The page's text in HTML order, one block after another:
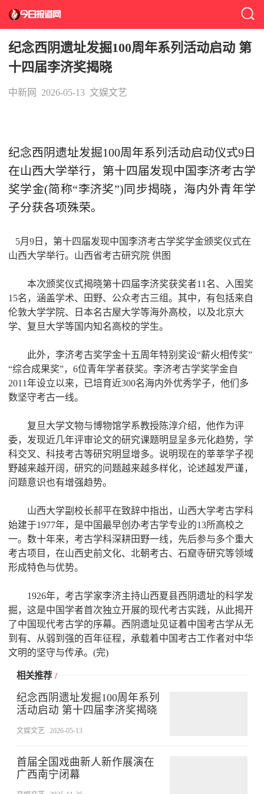
纪念西阴遗址发掘100周年系列活动启动 第
十四届李济奖揭晓
中新网 2026-05-13 文娱文艺
纪念西阴遗址发掘100周年系列活动启动仪式9日
在山西大学举行，第十四届发现中国李济考古学
奖学金(简称“李济奖”)同步揭晓，海内外青年学
子分获各项殊荣。
5月9日，第十四届发现中国李济考古学奖学金颁奖仪式在
山西大学举行。山西省考古研究院 供图
本次颁奖仪式揭晓第十四届李济奖获奖者11名、入围奖
15名，涵盖学术、田野、公众考古三组。其中，有包括来自
伦敦大学学院、日本名古屋大学等海外高校，以及北京大
学、复旦大学等国内知名高校的学生。
此外，李济考古奖学金十五周年特别奖设“薪火相传奖”
“综合成果奖”，6位青年学者获奖。李济考古学奖学金自
2011年设立以来，已培育近300名海内外优秀学子，他们多
数坚守考古一线。
复旦大学文物与博物馆学系教授陈淳介绍，他作为评
委，发现近几年评审论文的研究课题明显呈多元化趋势，学
科交叉、科技考古等研究明显增多。说明现在的莘莘学子视
野越来越开阔，研究的问题越来越多样化，论述越发严谨，
问题意识也有增强趋势。
山西大学副校长郝平在致辞中指出，山西大学考古学科
始建于1977年，是中国最早创办考古学专业的13所高校之
一。数十年来，考古学科深耕田野一线，先后参与多个重大
考古项目，在山西史前文化、北朝考古、石窟寺研究等领域
形成特色与优势。
1926年，考古学家李济主持山西夏县西阴遗址的科学发
掘，这是中国学者首次独立开展的现代考古实践，从此揭开
了中国现代考古学的序幕。西阴遗址见证着中国考古学从无
到有、从弱到强的百年征程，承载着中国考古工作者对中华
文明的坚守与传承。(完)
相关推荐 /
纪念西阴遗址发掘100周年系列
活动启动 第十四届李济奖揭晓
文娱文艺 2026-05-13
首届全国戏曲新人新作展演在
广西南宁闭幕